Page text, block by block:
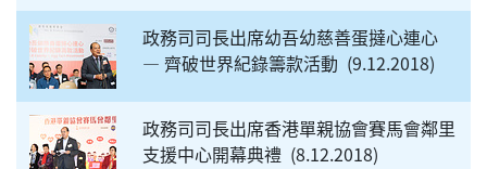
政務司司長出席幼吾幼慈善蛋撻心連心
— 齊破世界紀錄籌款活動 9.12.2018
政務司司長出席香港單親協會賽馬會鄰里
支援中心開幕典禮 8.12.2018